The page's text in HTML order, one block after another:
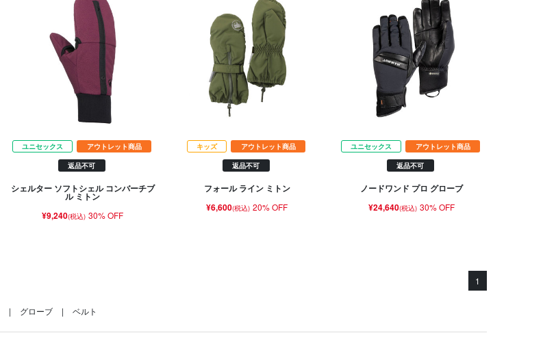
ユニセックス アウトレット商品
返品不可
シェルター ソフトシェル コンバーチブ
ル ミトン
¥9,240(税込) 30% OFF
キッズ アウトレット商品
返品不可
フォール ライン ミトン
¥6,600(税込) 20% OFF
ユニセックス アウトレット商品
返品不可
ノードワンド プロ グローブ
¥24,640(税込) 30% OFF
1
グローブ ベルト